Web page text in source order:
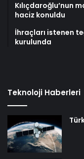
Kılıçdaroğlu’nun
haciz konuldu
İhraçları istenen
kurulunda
Teknoloji Haberleri